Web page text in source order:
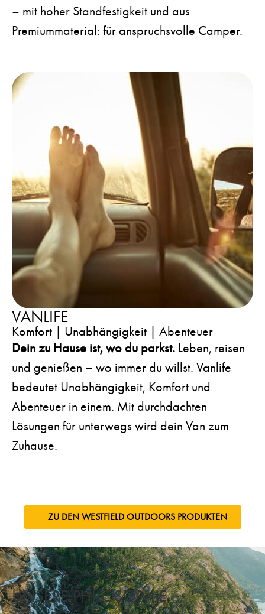
– mit hoher Standfestigkeit und aus
Premiummaterial: für anspruchsvolle Camper.
VANLIFE
Komfort | Unabhängigkeit | Abenteuer
Dein zu Hause ist, wo du parkst. Leben, reisen
und genießen – wo immer du willst. Vanlife
bedeutet Unabhängigkeit, Komfort und
Abenteuer in einem. Mit durchdachten
Lösungen für unterwegs wird dein Van zum
Zuhause.
ZU DEN WESTFIELD OUTDOORS PRODUKTEN
UNSERE PHILOSOPHIE